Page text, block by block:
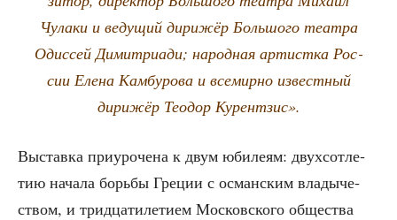
Чула­ки и веду­щий дири­жёр Боль­шо­го теат­ра
Одис­сей Димит­ри­а­ди; народ­ная артист­ка Рос­
сии Еле­на Кам­бу­ро­ва и все­мир­но извест­ный
дири­жёр Тео­дор Курентзис».
Выстав­ка при­уро­че­на к двум юби­ле­ям: двух­сот­ле­
тию нача­ла борь­бы Гре­ции с осман­ским вла­ды­че­
ством, и трид­ца­ти­ле­ти­ем Мос­ков­ско­го обще­ства